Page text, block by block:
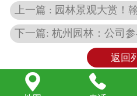
返回
 